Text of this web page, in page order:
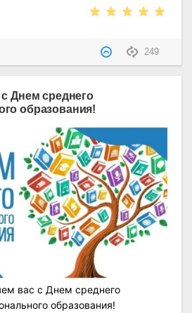
249
Днем среднего
образования!
вас с Днем среднего
образования!